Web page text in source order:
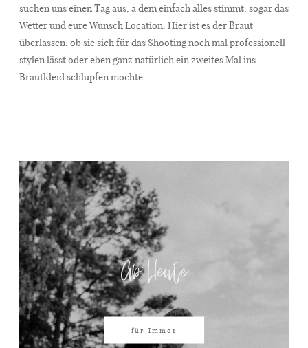
suchen uns einen Tag aus, a dem einfach alles stimmt, sogar das
Wetter und eure Wunsch Location. Hier ist es der Braut
überlassen, ob sie sich für das Shooting noch mal professionell
stylen lässt oder eben ganz natürlich ein zweites Mal ins
Brautkleid schlüpfen möchte.
Ab Heute
für Immer